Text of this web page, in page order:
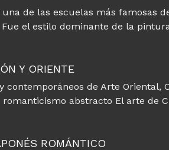
una de las escuelas más famosas
Fue el estilo dominante de la
Y ORIENTE
contemporáneos de Arte Oriental,
abstracto El arte de
ROMÁNTICO